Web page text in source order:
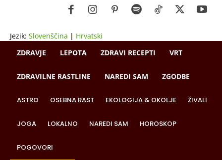
Jezik: Slovenščina | Hrvatski
ZDRAVJE
LEPOTA ZDRAVI RECEPTI VRT
ZDRAVILNE RASTLINE NAREDI SAM ZGODBE
ASTRO OSEBNA RAST EKOLOGIJA & OKOLJE ŽIVALI
JOGA LOKALNO NAREDI SAM HOROSKOP
POGOVORI